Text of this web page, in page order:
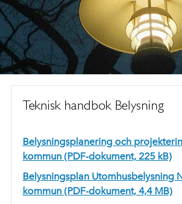
Teknisk handbok Belysning
Belysningsplanering och
kommun (PDF-dokument, 225 kB)
Belysningsplan Utomhusbelysning
kommun (PDF-dokument, 4,4 MB)